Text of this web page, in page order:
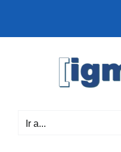
contenido
Ir a...